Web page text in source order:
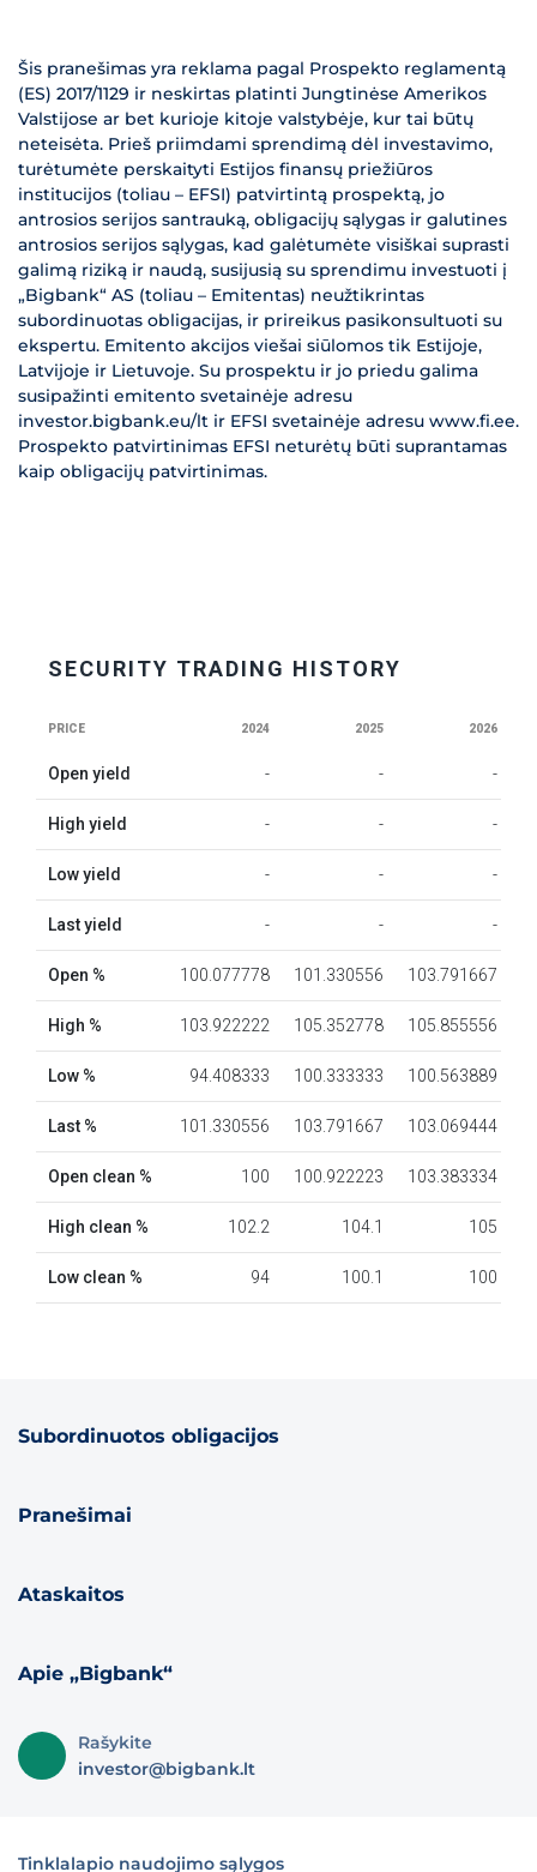
Šis pranešimas yra reklama pagal Prospekto reglamentą
(ES) 2017/1129 ir neskirtas platinti Jungtinėse Amerikos
Valstijose ar bet kurioje kitoje valstybėje, kur tai būtų
neteisėta. Prieš priimdami sprendimą dėl investavimo,
turėtumėte perskaityti Estijos finansų priežiūros
institucijos (toliau – EFSI) patvirtintą prospektą, jo
antrosios serijos santrauką, obligacijų sąlygas ir galutines
antrosios serijos sąlygas, kad galėtumėte visiškai suprasti
galimą riziką ir naudą, susijusią su sprendimu investuoti į
„Bigbank“ AS (toliau – Emitentas) neužtikrintas
subordinuotas obligacijas, ir prireikus pasikonsultuoti su
ekspertu. Emitento akcijos viešai siūlomos tik Estijoje,
Latvijoje ir Lietuvoje. Su prospektu ir jo priedu galima
susipažinti emitento svetainėje adresu
investor.bigbank.eu/lt ir EFSI svetainėje adresu www.fi.ee.
Prospekto patvirtinimas EFSI neturėtų būti suprantamas
kaip obligacijų patvirtinimas.
Subordinuotos obligacijos
Pranešimai
Ataskaitos
Apie „Bigbank“
Rašykite
investor@bigbank.lt
Tinklalapio naudojimo sąlygos